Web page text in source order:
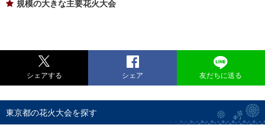
規模の大きな主要花火大会
シェアする シェア 友だちに送る
東京都の花火大会を探す